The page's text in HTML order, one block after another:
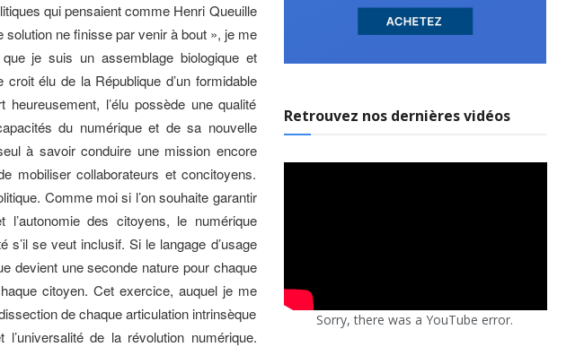
qui pensaient comme Henri Queuille
solution ne finisse par venir à bout », je me
je suis un assemblage biologique et
élu de la République d’un formidable
l’élu possède une qualité
du numérique et de sa nouvelle
à savoir conduire une mission encore
mobiliser collaborateurs et concitoyens.
Comme moi si l’on souhaite garantir
des citoyens, le numérique
s’il se veut inclusif. Si le langage d’usage
devient une seconde nature pour chaque
citoyen. Cet exercice, auquel je me
de chaque articulation intrinsèque
l’universalité de la révolution numérique.
Retrouvez nos dernières vidéos
Sorry, there was a YouTube error.